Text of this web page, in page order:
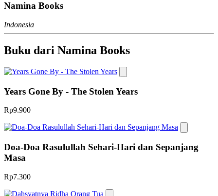
Namina Books
Indonesia
Buku dari Namina Books
Years Gone By - The Stolen Years
Rp9.900
Doa-Doa Rasulullah Sehari-Hari dan Sepanjang
Masa
Rp7.300